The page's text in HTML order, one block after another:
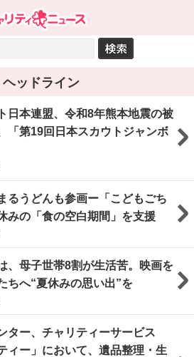
ッドライン
日本連盟、令和8年熊本地震の被
「第19回日本スカウトジャンボ
るうどんも参画ー「こどもごち
みの「食の空白期間」を支援
、母子世帯8割が生活苦。映画を
ちへ“夏休みの思い出”を
ター、チャリティーサービス
ィー」において、遺品整理・生